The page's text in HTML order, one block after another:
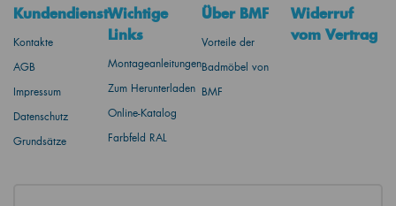
Kundendienst
Kontakte
AGB
Impressum
Datenschutz
Grundsätze
Wichtige
Links
Montageanleitungen
Zum Herunterladen
Online-Katalog
Farbfeld RAL
Über BMF
Vorteile der
Badmöbel von
BMF
Widerruf
vom Vertrag